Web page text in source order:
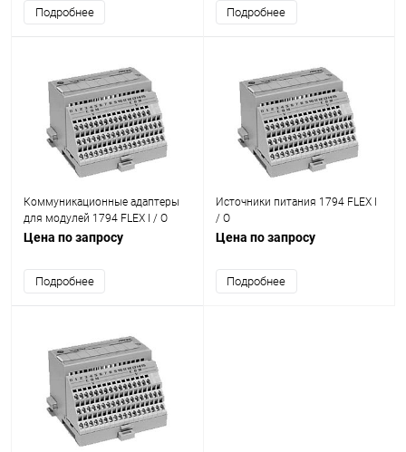
Подробнее Подробнее
Коммуникационные адаптеры
для модулей 1794 FLEX I / O
Цена по запросу
Подробнее
Источники питания 1794 FLEX I
/ O
Цена по запросу
Подробнее